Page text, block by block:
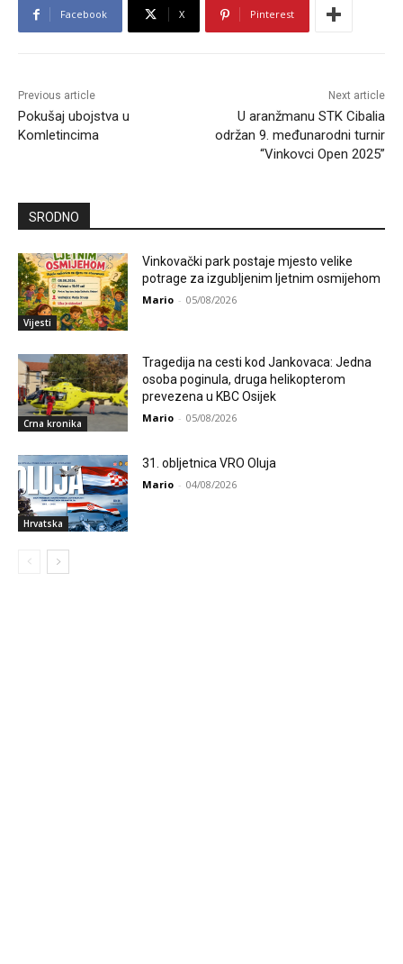
Facebook X Pinterest
Previous article
Pokušaj ubojstva u
Komletincima
Next article
U aranžmanu STK Cibalia
održan 9. međunarodni turnir
“Vinkovci Open 2025”
SRODNO
Vijesti
Vinkovački park postaje mjesto velike
potrage za izgubljenim ljetnim osmijehom
Mario - 05/08/2026
Crna kronika
Tragedija na cesti kod Jankovaca: Jedna
osoba poginula, druga helikopterom
prevezena u KBC Osijek
Mario - 05/08/2026
Hrvatska
31. obljetnica VRO Oluja
Mario - 04/08/2026